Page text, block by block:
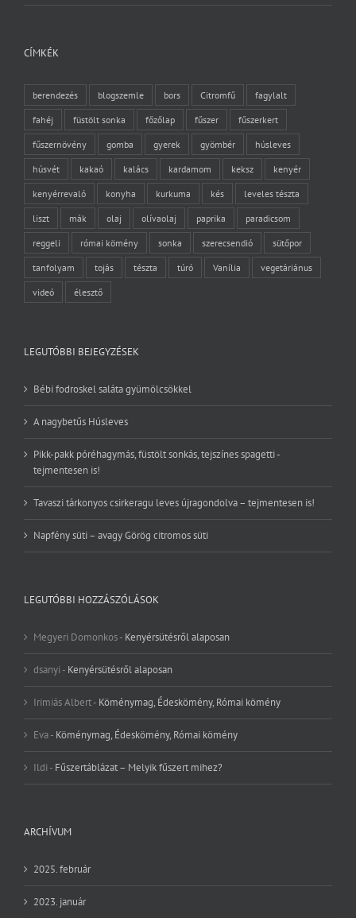
CÍMKÉK
berendezés blogszemle bors Citromfű fagylalt
fahéj füstölt sonka főzőlap fűszer fűszerkert
fűszernövény gomba gyerek gyömbér húsleves
húsvét kakaó kalács kardamom keksz kenyér
kenyérrevaló konyha kurkuma kés leveles tészta
liszt mák olaj olívaolaj paprika paradicsom
reggeli római kömény sonka szerecsendió sütőpor
tanfolyam tojás tészta túró Vanília vegetáriánus
videó élesztő
LEGUTÓBBI BEJEGYZÉSEK
Bébi fodroskel saláta gyümölcsökkel
A nagybetűs Húsleves
Pikk-pakk póréhagymás, füstölt sonkás, tejszínes spagetti -
tejmentesen is!
Tavaszi tárkonyos csirkeragu leves újragondolva – tejmentesen is!
Napfény süti – avagy Görög citromos süti
LEGUTÓBBI HOZZÁSZÓLÁSOK
Megyeri Domonkos- Kenyérsütésről alaposan
dsanyi - Kenyérsütésről alaposan
Irimiás Albert- Köménymag, Édeskömény, Római kömény
Eva- Köménymag, Édeskömény, Római kömény
Ildi - Fűszertáblázat – Melyik fűszert mihez?
ARCHÍVUM
2025. február
2023. január